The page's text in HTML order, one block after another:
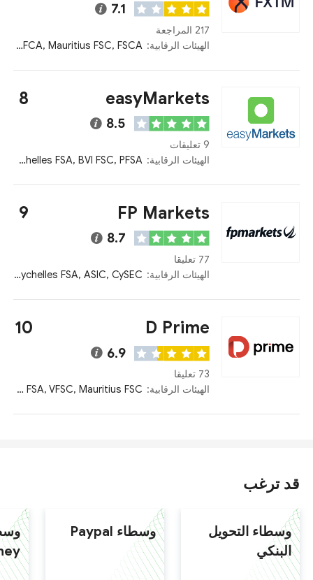
7.1
217 المراجعة
الهيئات الرقابية:
Kenya CMA, FCA, Mauritius FSC, FSCA
easyMarkets
8
8.5
9 تعليقات
الهيئات الرقابية:
CySEC, ASIC, Seychelles FSA, BVI FSC, PFSA
FP Markets
9
8.7
77 تعليقا
الهيئات الرقابية:
Kenya CMA, FSCA, Seychelles FSA, ASIC, CySEC
D Prime
10
6.9
73 تعليقا
الهيئات الرقابية:
FCA, Seychelles FSA, VFSC, Mauritius FSC
قد ترغب
وسطاء التحويل
البنكي
وسطاء Paypal